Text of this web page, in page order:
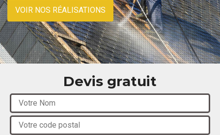
VOIR NOS RÉALISATIONS
Devis gratuit